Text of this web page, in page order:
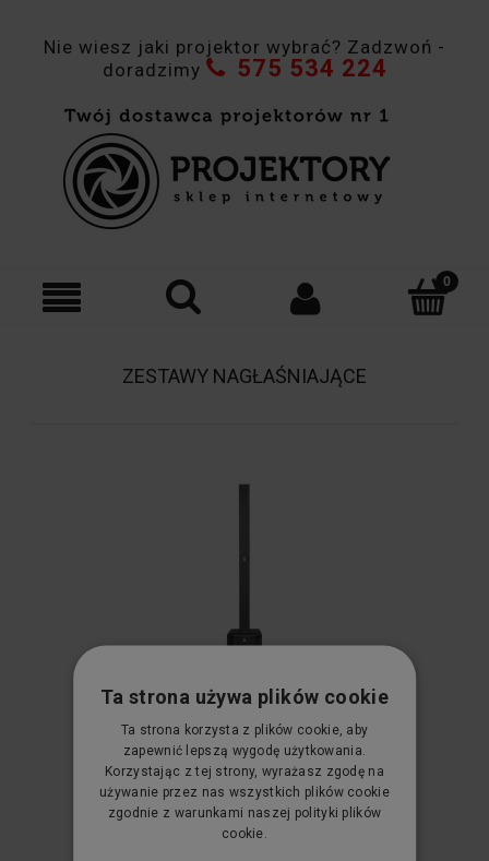
Nie wiesz jaki projektor wybrać? Zadzwoń -
doradzimy
575 534 224
ZESTAWY NAGŁAŚNIAJĄCE
HK Audio Polar 12 MK2 - aktywny zestaw
nagłośniający
4 299,00 zł
Cena netto:3 495,12 zł
Ta strona używa plików cookie
Ta strona korzysta z plików cookie, aby
zapewnić lepszą wygodę użytkowania.
Korzystając z tej strony, wyrażasz zgodę na
używanie przez nas wszystkich plików cookie
zgodnie z warunkami naszej polityki plików
cookie.